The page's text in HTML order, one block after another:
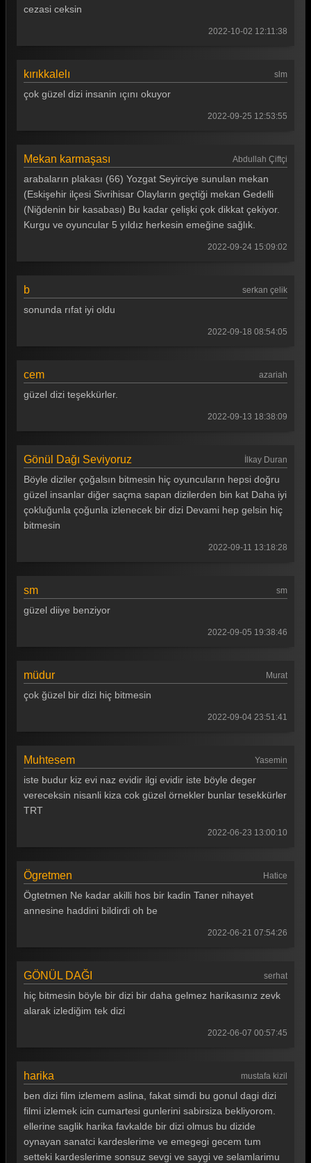
Gönül Dağı 12. Bölüm
Gönül Dağı 9. Bölüm
Gönül Dağı 6. Bölüm
Gönül Dağı 5. Bölüm
Gönül Dağı 4. Bölüm
Tüm Bölümleri Göster
cezasi ceksin
2022-10-02 12:11:38
kırıkkalelı slm
çok güzel dizi insanin ıçını okuyor
2022-09-25 12:53:55
Mekan karmaşası Abdullah Çiftçi
arabaların plakası (66) Yozgat Seyirciye sunulan mekan
(Eskişehir ilçesi Sivrihisar Olayların geçtiği mekan Gedelli
(Niğdenin bir kasabası) Bu kadar çelişki çok dikkat çekiyor.
Kurgu ve oyuncular 5 yıldız herkesin emeğine sağlık.
2022-09-24 15:09:02
b serkan çelik
sonunda rıfat iyi oldu
2022-09-18 08:54:05
cem azariah
güzel dizi teşekkürler.
2022-09-13 18:38:09
Gönül Dağı Seviyoruz İlkay Duran
Böyle diziler çoğalsın bitmesin hiç oyuncuların hepsi doğru
güzel insanlar diğer saçma sapan dizilerden bin kat Daha iyi
çokluğunla çoğunla izlenecek bir dizi Devami hep gelsin hiç
bitmesin
2022-09-11 13:18:28
sm sm
güzel diiye benziyor
2022-09-05 19:38:46
müdur Murat
çok ğüzel bir dizi hiç bitmesin
2022-09-04 23:51:41
Muhtesem Yasemin
iste budur kiz evi naz evidir ilgi evidir iste böyle deger
vereceksin nisanli kiza cok güzel örnekler bunlar tesekkürler
TRT
2022-06-23 13:00:10
Ögretmen Hatice
Ögtetmen Ne kadar akilli hos bir kadin Taner nihayet
annesine haddini bildirdi oh be
2022-06-21 07:54:26
GÖNÜL DAĞI serhat
hiç bitmesin böyle bir dizi bir daha gelmez harikasınız zevk
alarak izlediğim tek dizi
2022-06-07 00:57:45
harika mustafa kizil
ben dizi film izlemem aslina, fakat simdi bu gonul dagi dizi
filmi izlemek icin cumartesi gunlerini sabirsiza bekliyorom.
ellerine saglik harika favkalde bir dizi olmus bu dizide
oynayan sanatci kardeslerime ve emegegi gecem tum
setteki kardeslerime sonsuz sevgi ve saygi ve selamlarimu